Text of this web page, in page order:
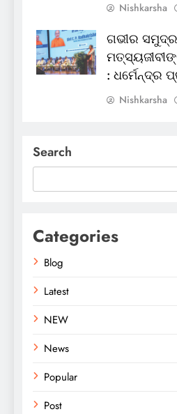
Nishkarsha
ଗଭୀର ସମୁଦ୍ର
: ଧର୍ମେନ୍ଦ୍ର
Nishkarsha
Search
Categories
Blog
Latest
NEW
News
Popular
Post